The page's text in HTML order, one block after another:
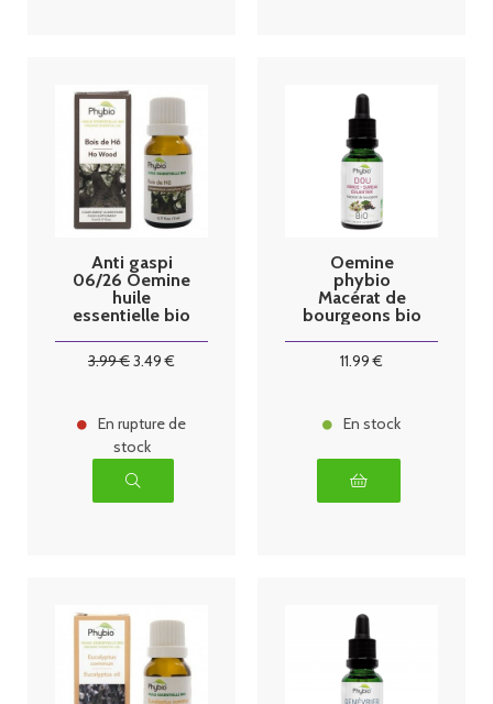
Anti gaspi
06/26 Oemine
huile
essentielle bio
3.99€3.49 €
En rupture de
stock
Oemine
phybio
Macérat de
bourgeons bio
11.99 €
En stock